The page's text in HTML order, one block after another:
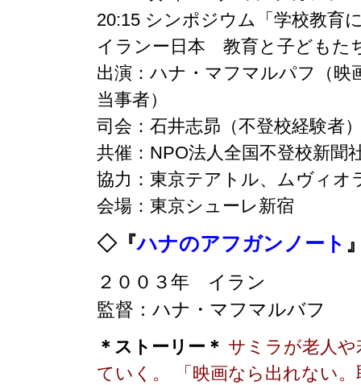
20:15 シンポジウム「学校教育
イランー日本 教育と子どもた
出演：ハナ・マフマルパフ（映
当事者）
司会：石井志昴（不登校経験者
共催：NPO法人全国不登校新聞
協力：東京テアトル、ムヴィオ
会場：東京シューレ新宿
◇『ハナのアフガンノート
２００３年 イラン
監督：ハナ・マフマルバフ
＊ストーリー＊ サミラが老人
ていく。 「映画なら出れない